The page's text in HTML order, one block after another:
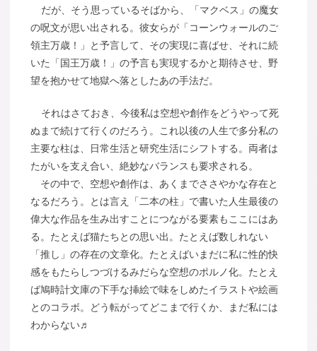
だが、そう思っているそばから、「マクベス」の魔女
の呪文が思い出される。彼女らが「コーンウォールのご
領主万歳！」と予言して、その実現に喜ばせ、それに続
いた「国王万歳！」の予言も実現するかと期待させ、野
望を抱かせて地獄へ落としたあの手法だ。
それはさておき、今後私は空想や創作をどうやって死
ぬまで続けて行くのだろう。これ以後の人生で多分私の
主要な柱は、日常生活と研究生活にシフトする。両者は
たがいを支え合い、絶妙なバランスも要求される。
その中で、空想や創作は、あくまでささやかな存在と
なるだろう。とは言え「二本の柱」で書いた人生最後の
偉大な作品を生み出すことにつながる要素もここにはあ
る。たとえば猫たちとの思い出。たとえば数しれない
「推し」の存在の文章化。たとえばいまだに私に性的快
感をもたらしつづけるみだらな空想のポルノ化。たとえ
ば鳩時計文庫の下手な挿絵で味をしめたイラストや絵画
とのコラボ。どう転がってどこまで行くか、まだ私には
わからない♬